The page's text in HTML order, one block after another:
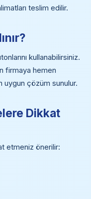
teslim edilir.
kullanabilirsiniz.
firmaya hemen
çözüm sunulur.
Dikkat
etmeniz önerilir: